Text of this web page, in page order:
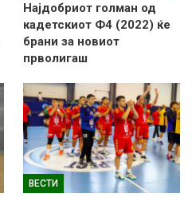
Најдобриот голман од
кадетскиот Ф4 (2022) ќе
брани за новиот
прволигаш
ВЕСТИ